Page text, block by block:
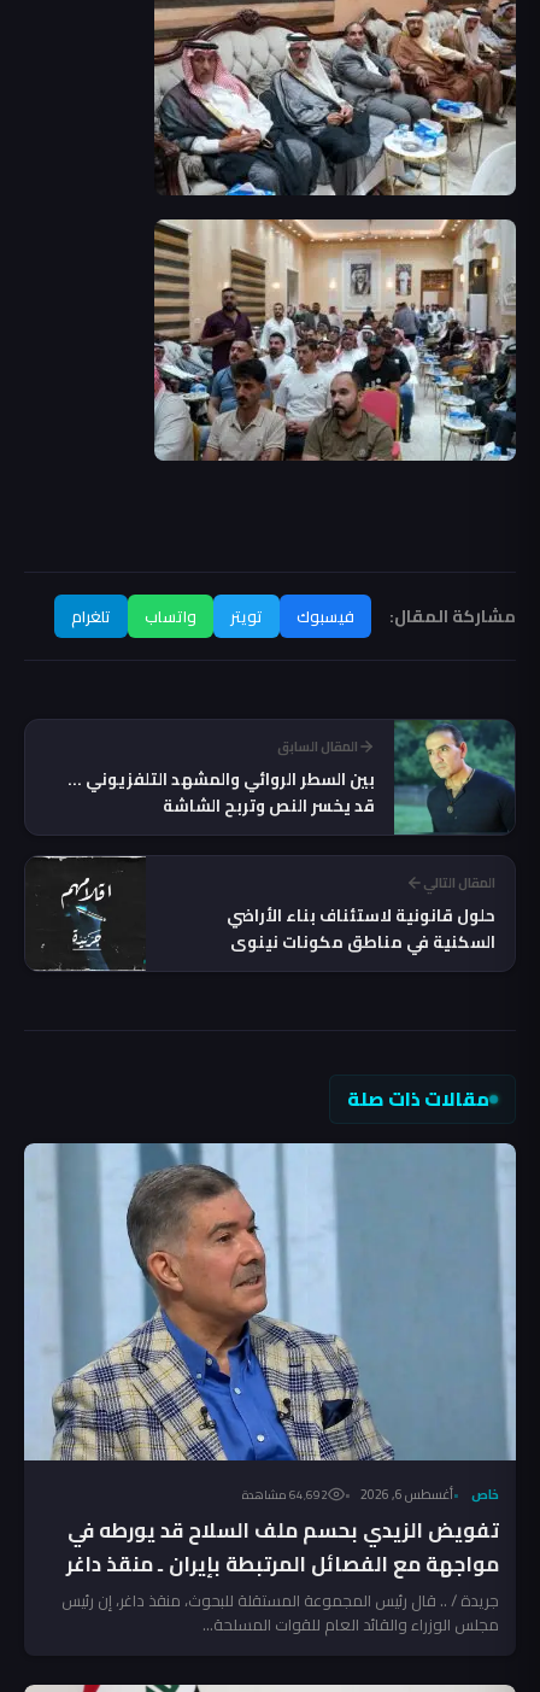
مشاركة المقال: فيسبوك تويتر واتساب تلغرام
المقال السابق
بين السطر الروائي والمشهد التلفزيوني ...
قد يخسر النص وتربح الشاشة
المقال التالي
حلول قانونية لاستئناف بناء الأراضي
السكنية في مناطق مكونات نينوى
مقالات ذات صلة
خاص أغسطس 6, 2026 64٬692 مشاهدة
تفويض الزيدي بحسم ملف السلاح قد يورطه في
مواجهة مع الفصائل المرتبطة بإيران ـ منقذ داغر
جريدة / .. قال رئيس المجموعة المستقلة للبحوث، منقذ داغر، إن رئيس
مجلس الوزراء والقائد العام للقوات المسلحة...